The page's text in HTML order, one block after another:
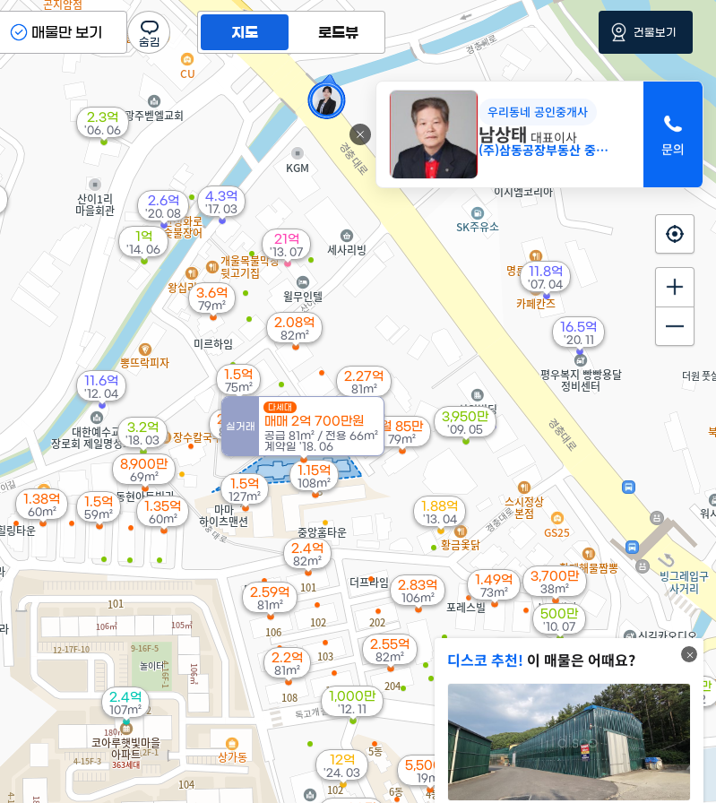
2.4억
107m²
1.5억
127m²
68m²
2.59억
81m²
2.8억
82m²
2.55억
82m²
1,206만
'25. 12
1.5억
75m²
1.35억
60m²
2.27억
81m²
월 85만
79m²
2.2억
81m²
2.4억
82m²
1.5억
59m²
12억
'24. 03
3.6억
79m²
72m²
1.49억
73m²
1.15억
108m²
2.13억
6.91억
2.83억
106m²
16.5억
'20. 11
2.6억
'20. 08
실거래
다세대
매매 2억 700만원
공급 81m² / 전용 66m²
계약일 '18. 06
2.08억
82m²
3.2억
'18. 03
8,900만
69m²
4.3억
'17. 03
1.38억
60m²
3,700만
38m²
1억
'14. 06
21억
'13. 07
1.88억
'13. 04
1,000만
'12. 11
5,500만
19m²
39m²
11.6억
'12. 04
500만
'10. 07
3,950만
'09. 05
11.8억
'07. 04
2.3억
'06. 06
디스코 추천! 이 매물은 어때요?
우리동네 공인중개사
남상태 대표이사
(주)삼동공장부동산 중개법인
지도 로드뷰
매물만 보기 건물보기